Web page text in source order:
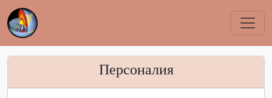
Персоналия